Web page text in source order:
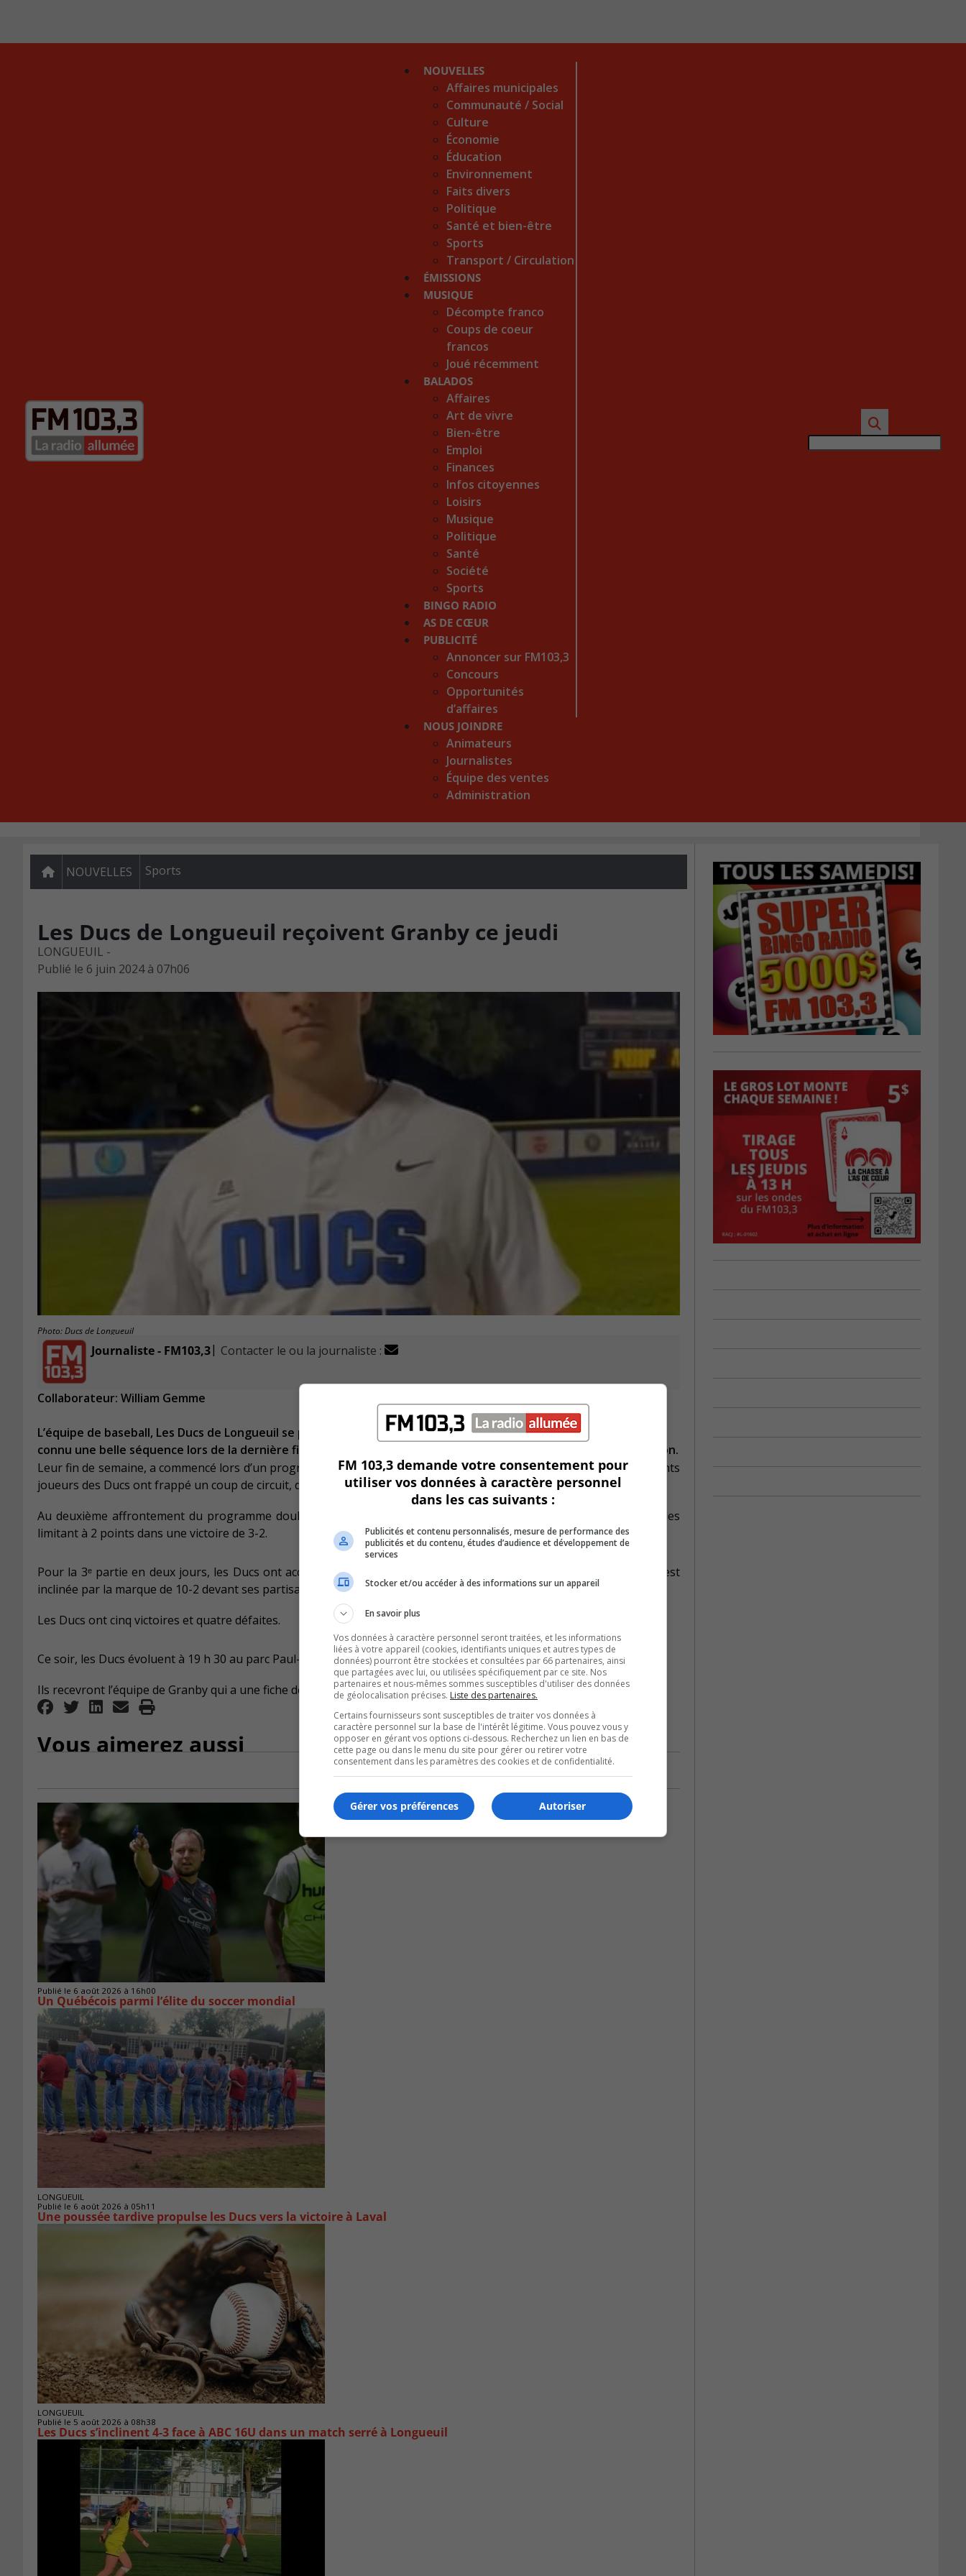
NOUVELLES
Affaires municipales
Communauté / Social
Culture
Économie
Éducation
Environnement
Faits divers
Politique
Santé et bien-être
Sports
Transport / Circulation
ÉMISSIONS
MUSIQUE
Décompte franco
Coups de coeur
francos
Joué récemment
BALADOS
Affaires
Art de vivre
Bien-être
Emploi
Finances
Infos citoyennes
Loisirs
Musique
Politique
Santé
Société
Sports
BINGO RADIO
AS DE CŒUR
PUBLICITÉ
Annoncer sur FM103,3
Concours
Opportunités
d’affaires
NOUS JOINDRE
Animateurs
Journalistes
Équipe des ventes
Administration
NOUVELLES Sports
Les Ducs de Longueuil reçoivent Granby ce jeudi
LONGUEUIL -
Publié le 6 juin 2024 à 07h06
Photo: Ducs de Longueuil
Journaliste - FM103,3| Contacter le ou la journaliste :
Collaborateur: William Gemme
L’équipe de baseball, Les Ducs de Longueuil se prépare à retourner devant ses partisans ce jeudi, après avoir
connu une belle séquence lors de la dernière fin de semaine en remportant deux de leurs trois parties à la maison.
Leur fin de semaine, a commencé lors d’un programme double à la maison contre Gatineau, alors que quatre différents
joueurs des Ducs ont frappé un coup de circuit, dans une victoire de 15-3.
Au deuxième affrontement du programme double, le lanceur des Ducs, Félix Coté a menotté l’équipe adverse en les
limitant à 2 points dans une victoire de 3-2.
Pour la 3ᵉ partie en deux jours, les Ducs ont accueilli Saint-Eustache, où l’équipe a manqué d’énergie puisqu’elle s’est
inclinée par la marque de 10-2 devant ses partisans.
Les Ducs ont cinq victoires et quatre défaites.
Ce soir, les Ducs évoluent à 19 h 30 au parc Paul-Pratt de Longueuil.
Ils recevront l’équipe de Granby qui a une fiche de quatre victoires et six défaites depuis le début de la saison.
Vous aimerez aussi
Publié le 6 août 2026 à 16h00
Un Québécois parmi l’élite du soccer mondial
LONGUEUIL
Publié le 6 août 2026 à 05h11
Une poussée tardive propulse les Ducs vers la victoire à Laval
LONGUEUIL
Publié le 5 août 2026 à 08h38
Les Ducs s’inclinent 4‑3 face à ABC 16U dans un match serré à Longueuil
FM 103,3 demande votre consentement pour
utiliser vos données à caractère personnel
dans les cas suivants :
Publicités et contenu personnalisés, mesure de performance des
publicités et du contenu, études d’audience et développement de
services
Stocker et/ou accéder à des informations sur un appareil
En savoir plus
Vos données à caractère personnel seront traitées, et les informations
liées à votre appareil (cookies, identifiants uniques et autres types de
données) pourront être stockées et consultées par 66 partenaires, ainsi
que partagées avec lui, ou utilisées spécifiquement par ce site. Nos
partenaires et nous-mêmes sommes susceptibles d'utiliser des données
de géolocalisation précises. Liste des partenaires.
Certains fournisseurs sont susceptibles de traiter vos données à
caractère personnel sur la base de l'intérêt légitime. Vous pouvez vous y
opposer en gérant vos options ci-dessous. Recherchez un lien en bas de
cette page ou dans le menu du site pour gérer ou retirer votre
consentement dans les paramètres des cookies et de confidentialité.
Autoriser
Gérer vos préférences